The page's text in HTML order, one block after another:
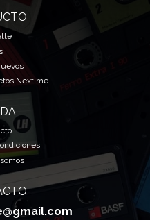
Nextime